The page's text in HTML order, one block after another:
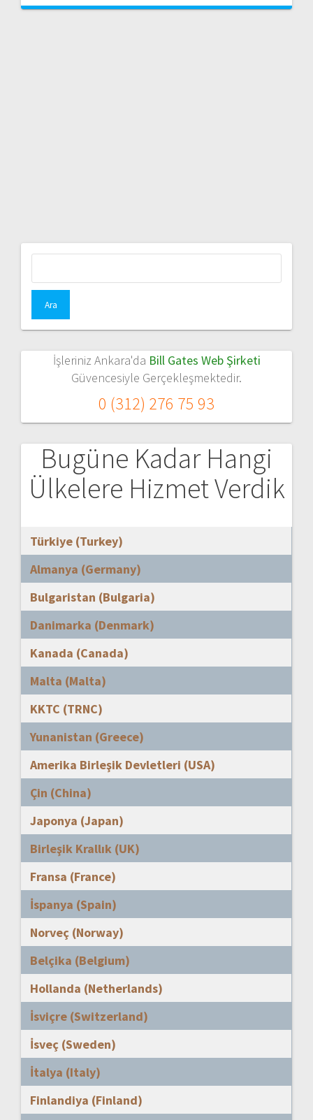
İşleriniz Ankara'da Bill Gates Web Şirketi
Güvencesiyle Gerçekleşmektedir.
0 (312) 276 75 93
Bugüne Kadar Hangi
Ülkelere Hizmet Verdik
Türkiye (Turkey)
Almanya (Germany)
Bulgaristan (Bulgaria)
Danimarka (Denmark)
Kanada (Canada)
Malta (Malta)
KKTC (TRNC)
Yunanistan (Greece)
Amerika Birleşik Devletleri (USA)
Çin (China)
Japonya (Japan)
Birleşik Krallık (UK)
Fransa (France)
İspanya (Spain)
Norveç (Norway)
Belçika (Belgium)
Hollanda (Netherlands)
İsviçre (Switzerland)
İsveç (Sweden)
İtalya (Italy)
Finlandiya (Finland)